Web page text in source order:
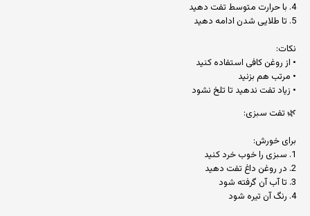
4. با حرارت متوسط تفت دهید
5. تا طلایی شدن ادامه دهید
نکات:
• از روغن کافی استفاده کنید
• مرتب هم بزنید
• زیاد تفت ندهید تا تلخ نشود
🌿 تفت سبزی:
برای خورش:
1. سبزی را خوب خرد کنید
2. در روغن داغ تفت دهید
3. تا آب آن گرفته شود
4. رنگ آن تیره شود